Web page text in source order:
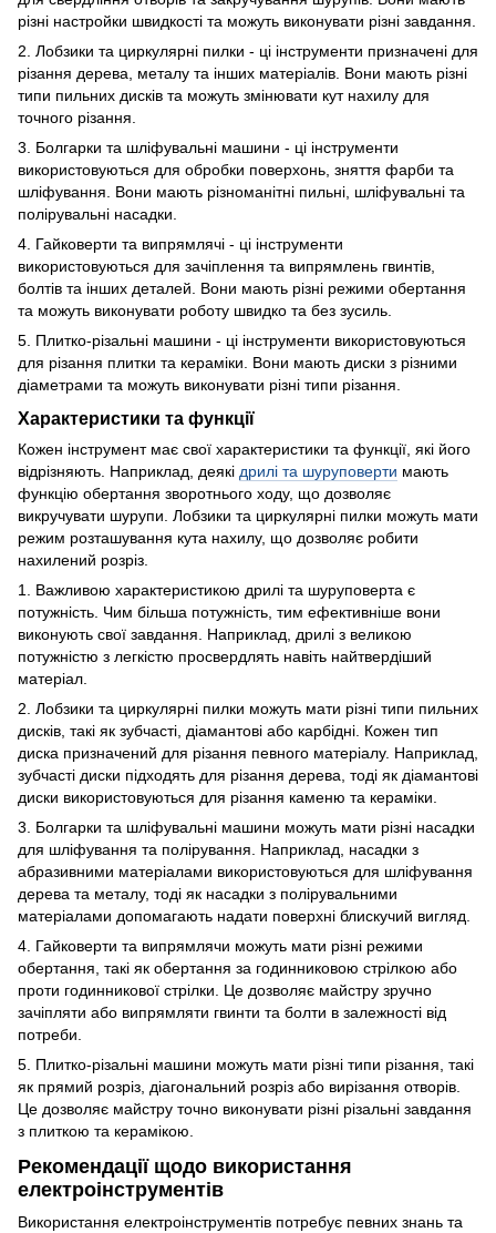
різні настройки швидкості та можуть виконувати різні завдання.
2. Лобзики та циркулярні пилки - ці інструменти призначені для
різання дерева, металу та інших матеріалів. Вони мають різні
типи пильних дисків та можуть змінювати кут нахилу для
точного різання.
3. Болгарки та шліфувальні машини - ці інструменти
використовуються для обробки поверхонь, зняття фарби та
шліфування. Вони мають різноманітні пильні, шліфувальні та
полірувальні насадки.
4. Гайковерти та випрямлячі - ці інструменти
використовуються для зачіплення та випрямлень гвинтів,
болтів та інших деталей. Вони мають різні режими обертання
та можуть виконувати роботу швидко та без зусиль.
5. Плитко-різальні машини - ці інструменти використовуються
для різання плитки та кераміки. Вони мають диски з різними
діаметрами та можуть виконувати різні типи різання.
Характеристики та функції
Кожен інструмент має свої характеристики та функції, які його
відрізняють. Наприклад, деякі дрилі та шуруповерти мають
функцію обертання зворотнього ходу, що дозволяє
викручувати шурупи. Лобзики та циркулярні пилки можуть мати
режим розташування кута нахилу, що дозволяє робити
нахилений розріз.
1. Важливою характеристикою дрилі та шуруповерта є
потужність. Чим більша потужність, тим ефективніше вони
виконують свої завдання. Наприклад, дрилі з великою
потужністю з легкістю просвердлять навіть найтвердіший
матеріал.
2. Лобзики та циркулярні пилки можуть мати різні типи пильних
дисків, такі як зубчасті, діамантові або карбідні. Кожен тип
диска призначений для різання певного матеріалу. Наприклад,
зубчасті диски підходять для різання дерева, тоді як діамантові
диски використовуються для різання каменю та кераміки.
3. Болгарки та шліфувальні машини можуть мати різні насадки
для шліфування та полірування. Наприклад, насадки з
абразивними матеріалами використовуються для шліфування
дерева та металу, тоді як насадки з полірувальними
матеріалами допомагають надати поверхні блискучий вигляд.
4. Гайковерти та випрямлячи можуть мати різні режими
обертання, такі як обертання за годинниковою стрілкою або
проти годинникової стрілки. Це дозволяє майстру зручно
зачіпляти або випрямляти гвинти та болти в залежності від
потреби.
5. Плитко-різальні машини можуть мати різні типи різання, такі
як прямий розріз, діагональний розріз або вирізання отворів.
Це дозволяє майстру точно виконувати різні різальні завдання
з плиткою та керамікою.
Рекомендації щодо використання
електроінструментів
Використання електроінструментів потребує певних знань та